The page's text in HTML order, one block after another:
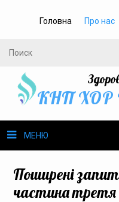
Головна Про нас
КНП
МЕНЮ
Громадське здоров’я
Поширені
частина третя